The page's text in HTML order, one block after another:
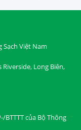
Việt Nam
Long Biên,
BTTTT của Bộ Thông